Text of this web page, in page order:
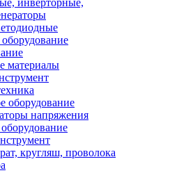
инверторные,
материалы
оборудование
напряжения
кругляш, проволока